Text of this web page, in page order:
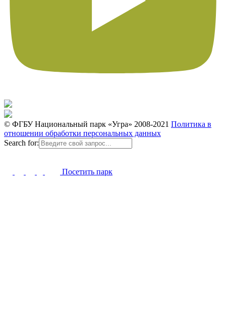
© ФГБУ Национальный парк «Угра» 2008-2021 Политика в
отношении обработки персональных данных
Search for:
Посетить парк